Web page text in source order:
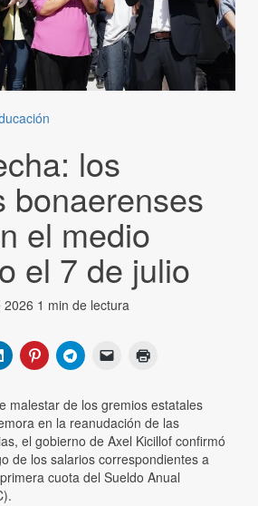
los
bonaerenses
el medio
el 7 de julio
2026 1 min de lectura
malestar de los gremios estatales
en la reanudación de las
el gobierno de Axel Kicillof confirmó
de los salarios correspondientes a
cuota del Sueldo Anual